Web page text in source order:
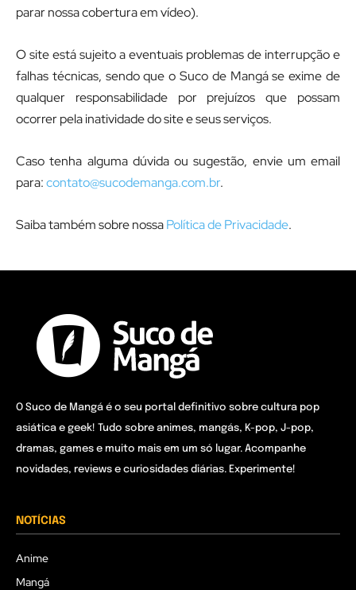
parar nossa cobertura em vídeo).
O site está sujeito a eventuais problemas de interrupção e
falhas técnicas, sendo que o Suco de Mangá se exime de
qualquer responsabilidade por prejuízos que possam
ocorrer pela inatividade do site e seus serviços.
Caso tenha alguma dúvida ou sugestão, envie um email
para:contato@sucodemanga.com.br.
Saiba também sobre nossaPolítica de Privacidade.
O Suco de Mangá é o seu portal definitivo sobre cultura pop
asiática e geek! Tudo sobre animes, mangás, K-pop, J-pop,
dramas, games e muito mais em um só lugar. Acompanhe
novidades, reviews e curiosidades diárias. Experimente!
NOTÍCIAS
Anime
Mangá